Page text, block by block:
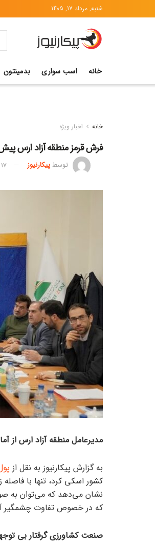
شنبه, مرداد 17, 1405
خانه اسب سواری بدمینتون
خانه اخبار ویژه
فرش قرمز منطقه آزاد ارس پیش
توسطپیکارنیوز 17 بهمن 1402
مدیرعامل منطقه آزاد ارس از
به گزارش پیکارنیوز به نقل از
کشور اسکی کرد، تنها با
نشان می‌دهد که می‌توان به
که در خصوص تفاوت چشمگیر
صنعت کشاورزی گرفتار بی